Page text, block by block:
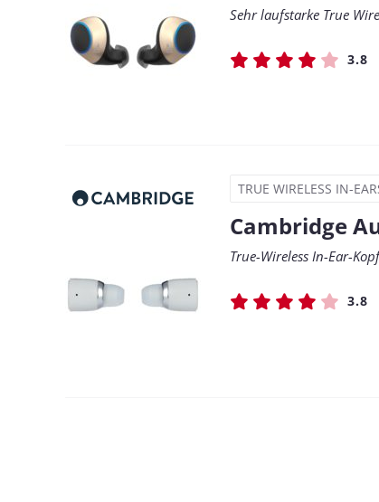
Sehr laufstarke True
3.8
TRUE WIRELESS IN-
Cambridge
True-Wireless In-Ear-
3.8